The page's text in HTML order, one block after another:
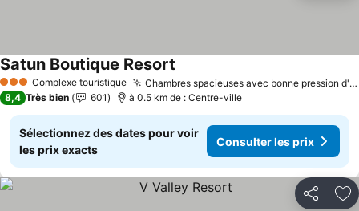
3 ÉtoilesComplexe touristique Chambres spacieuses avec bonne pression d'eau
Satun Boutique Resort
8,4 Très bien 601 à 0.5 km de : Centre-ville
Sélectionnez des dates pour voir
les prix exacts
Consulter les prix
Partager